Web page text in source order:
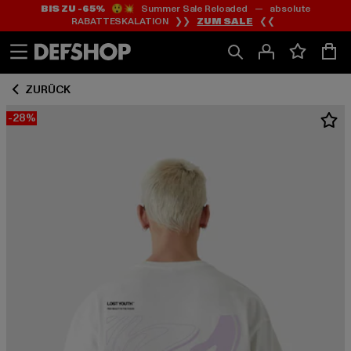
Zum
Inhalt
springen
Zum
Fußzeile
springen
BIS ZU -65%😲💥 Summer Sale Reloaded — absolute
RABATTESKALATION ❯❯ ZUM SALE ❮❮
ZURÜCK
-28%